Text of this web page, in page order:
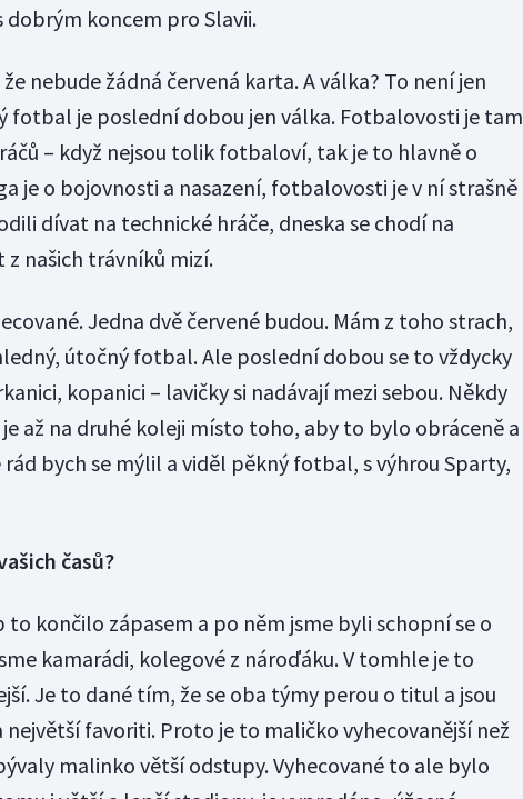
koncem pro Slavii.
nebude žádná červená karta. A válka? To není jen
fotbal je poslední dobou jen válka. Fotbalovosti je tam
– když nejsou tolik fotbaloví, tak je to hlavně o
je o bojovnosti a nasazení, fotbalovosti je v ní strašně
dívat na technické hráče, dneska se chodí na
našich trávníků mizí.
Jedna dvě červené budou. Mám z toho strach,
útočný fotbal. Ale poslední dobou se to vždycky
kopanici – lavičky si nadávají mezi sebou. Někdy
až na druhé koleji místo toho, aby to bylo obráceně a
bych se mýlil a viděl pěkný fotbal, s výhrou Sparty,
časů?
to končilo zápasem a po něm jsme byli schopní se o
kamarádi, kolegové z nároďáku. V tomhle je to
Je to dané tím, že se oba týmy perou o titul a jsou
favoriti. Proto je to maličko vyhecovanější než
malinko větší odstupy. Vyhecované to ale bylo